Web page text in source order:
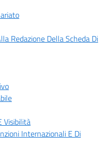
Redazione Della Scheda Di
Visibilità
Internazionali E Di